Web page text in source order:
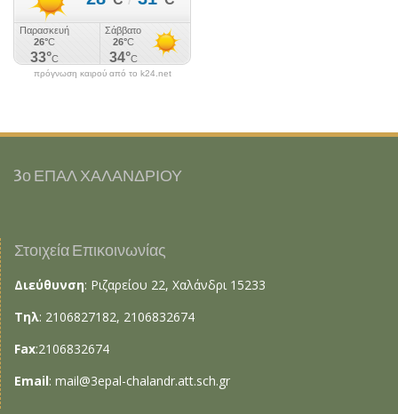
πρόγνωση καιρού από το k24.net
3ο ΕΠΑΛ ΧΑΛΑΝΔΡΙΟΥ
Στοιχεία Επικοινωνίας
Διεύθυνση: Ριζαρείου 22, Χαλάνδρι 15233
Τηλ: 2106827182, 2106832674
Fax:2106832674
Email: mail@3epal-chalandr.att.sch.gr